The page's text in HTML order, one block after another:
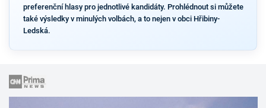
preferenční hlasy pro jednotlivé kandidáty. Prohlédnout si můžete
také výsledky v minulých volbách, a to nejen v obci Hřibiny-
Ledská.